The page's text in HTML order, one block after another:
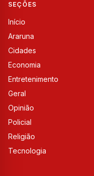
SEÇÕES
Início
Araruna
Cidades
Economia
Entretenimento
Geral
Opinião
Policial
Religião
Tecnologia